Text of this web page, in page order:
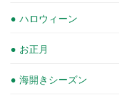
ハロウィーン
お正月
海開きシーズン